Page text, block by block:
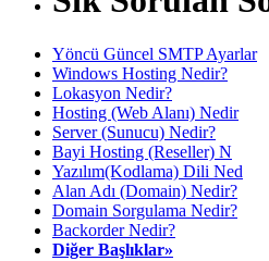
Yöncü Güncel SMTP Ayarlar
Windows Hosting Nedir?
Lokasyon Nedir?
Hosting (Web Alanı) Nedir
Server (Sunucu) Nedir?
Bayi Hosting (Reseller) N
Yazılım(Kodlama) Dili Ned
Alan Adı (Domain) Nedir?
Domain Sorgulama Nedir?
Backorder Nedir?
Diğer Başlıklar»